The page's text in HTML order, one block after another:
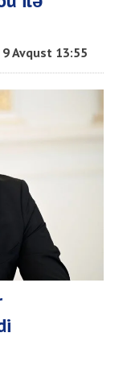
9 Avqust 13:55